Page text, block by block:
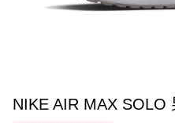
NIKE AIR MAX SOLO